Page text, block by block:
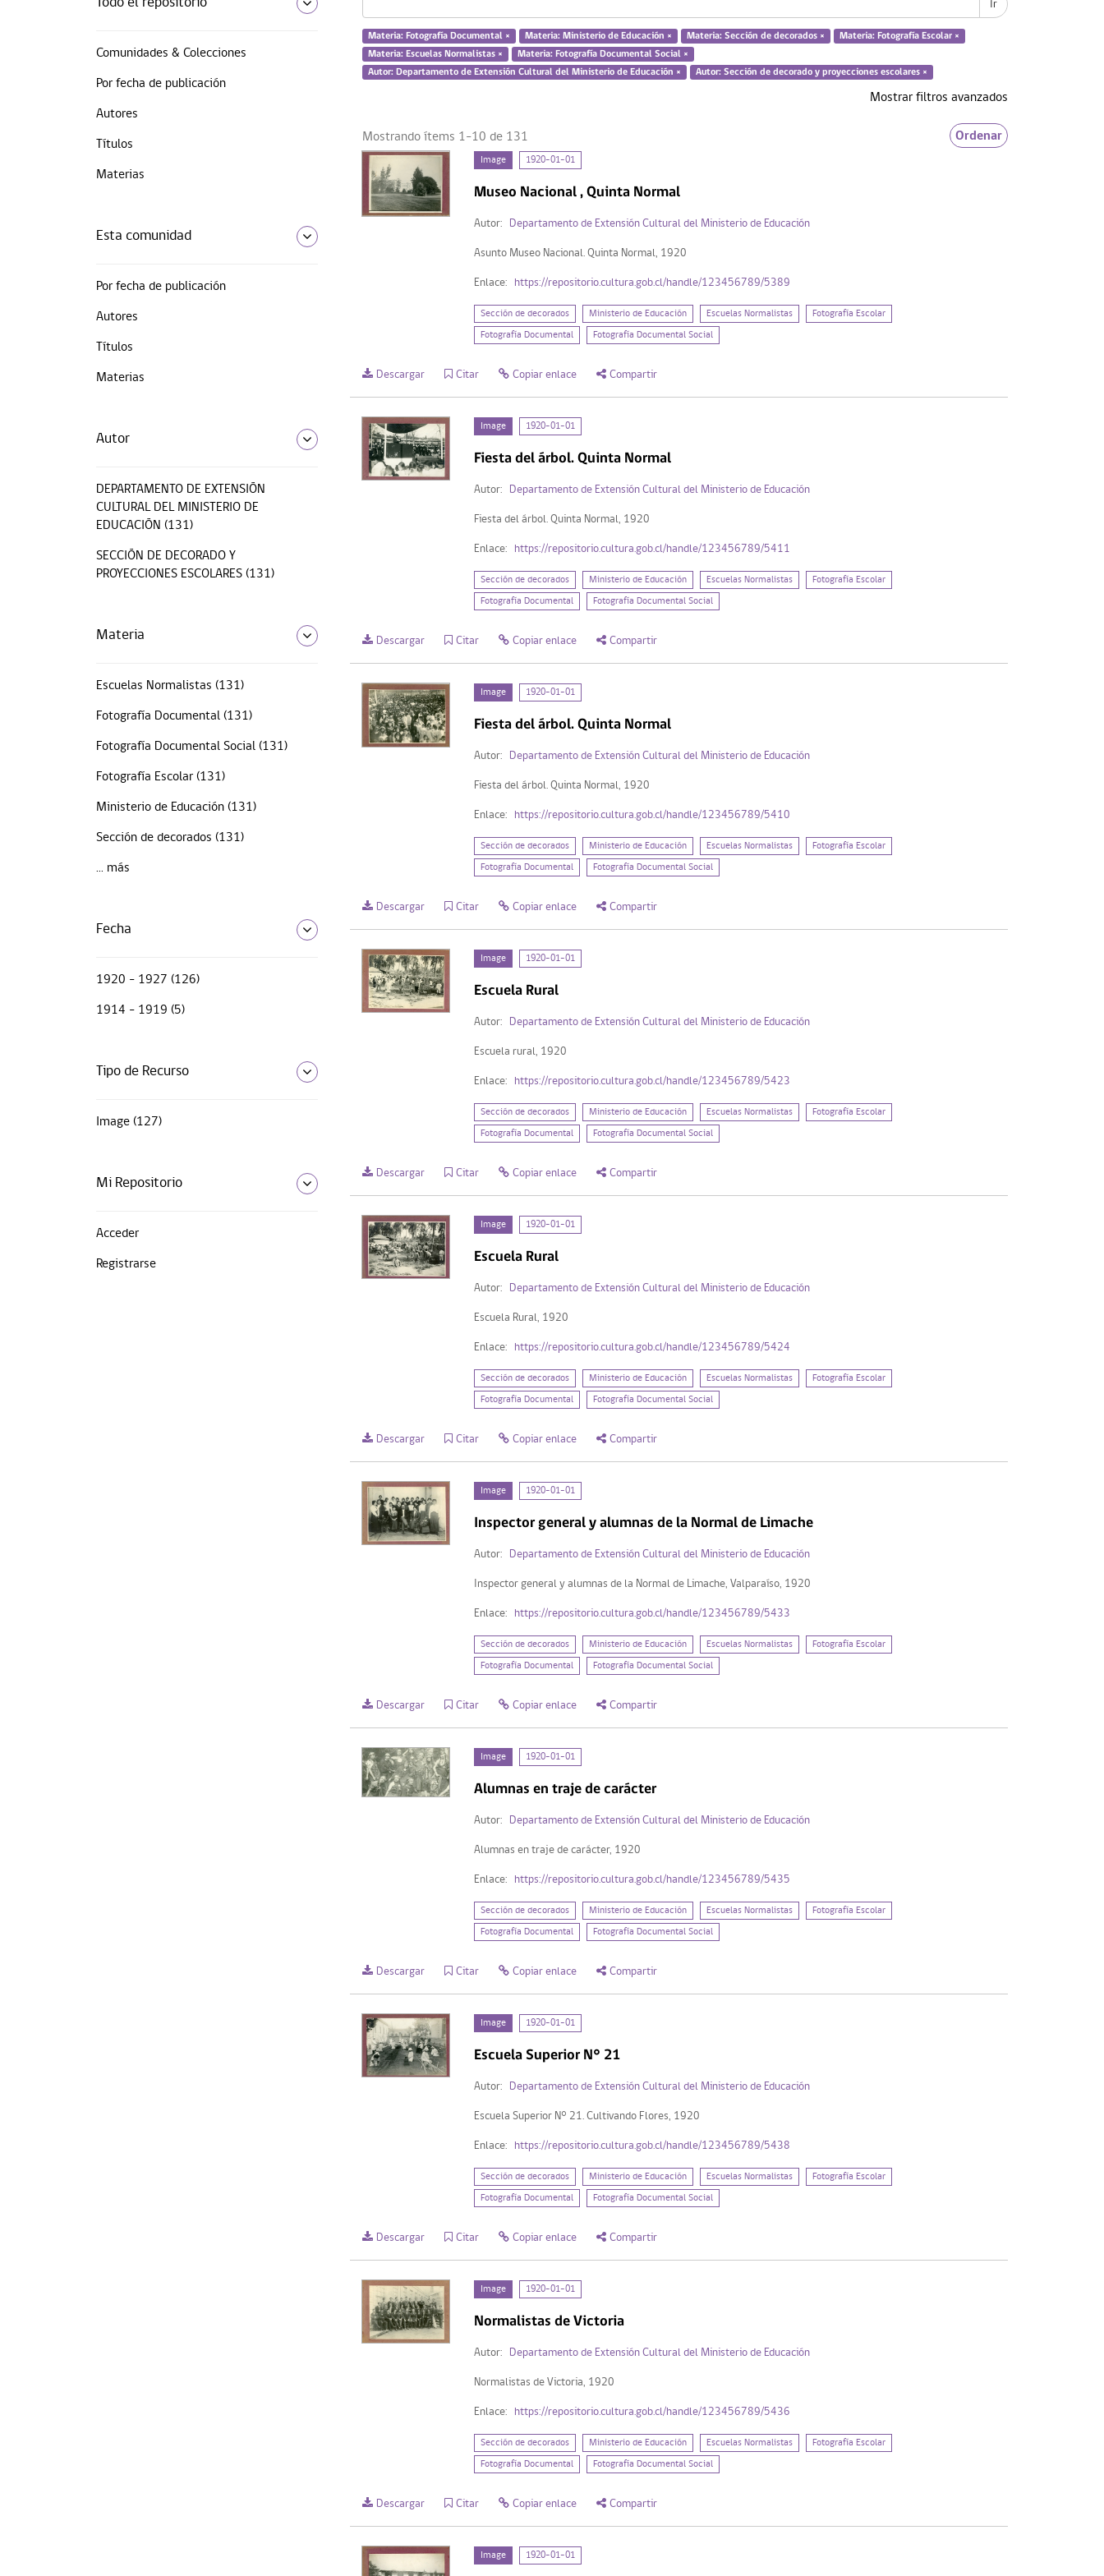
Comunidades & Colecciones
Por fecha de publicación
Autores
Títulos
Materias
Esta comunidad
Por fecha de publicación
Autores
Títulos
Materias
Autor
DEPARTAMENTO DE EXTENSIÓN
CULTURAL DEL MINISTERIO DE
EDUCACIÓN (131)
SECCIÓN DE DECORADO Y
PROYECCIONES ESCOLARES (131)
Materia
Escuelas Normalistas (131)
Fotografía Documental (131)
Fotografía Documental Social (131)
Fotografía Escolar (131)
Ministerio de Educación (131)
Sección de decorados (131)
... más
Fecha
1920 - 1927 (126)
1914 - 1919 (5)
Tipo de Recurso
Image (127)
Mi Repositorio
Acceder
Registrarse
Ir
Materia: Fotografía Documental × Materia: Ministerio de Educación × Materia: Sección de decorados ×
Materia: Fotografía Escolar ×
Materia: Escuelas Normalistas ×
Materia: Fotografía Documental Social ×
Autor: Departamento de Extensión Cultural del Ministerio de Educación ×
Autor: Sección de decorado y proyecciones escolares ×
Mostrar filtros avanzados
Mostrando ítems 1-10 de 131 Ordenar
Image 1920-01-01
Museo Nacional , Quinta Normal
Autor: Departamento de Extensión Cultural del Ministerio de Educación
Asunto Museo Nacional. Quinta Normal, 1920
Enlace: https://repositorio.cultura.gob.cl/handle/123456789/5389
Sección de decorados Ministerio de Educación Escuelas Normalistas Fotografía Escolar
Fotografía Documental Fotografía Documental Social
Descargar Citar Copiar enlace Compartir
Image 1920-01-01
Fiesta del árbol. Quinta Normal
Autor: Departamento de Extensión Cultural del Ministerio de Educación
Fiesta del árbol. Quinta Normal, 1920
Enlace: https://repositorio.cultura.gob.cl/handle/123456789/5411
Sección de decorados Ministerio de Educación Escuelas Normalistas Fotografía Escolar
Fotografía Documental Fotografía Documental Social
Descargar Citar Copiar enlace Compartir
Image 1920-01-01
Fiesta del árbol. Quinta Normal
Autor: Departamento de Extensión Cultural del Ministerio de Educación
Fiesta del árbol. Quinta Normal, 1920
Enlace: https://repositorio.cultura.gob.cl/handle/123456789/5410
Sección de decorados Ministerio de Educación Escuelas Normalistas Fotografía Escolar
Fotografía Documental Fotografía Documental Social
Descargar Citar Copiar enlace Compartir
Image 1920-01-01
Escuela Rural
Autor: Departamento de Extensión Cultural del Ministerio de Educación
Escuela rural, 1920
Enlace: https://repositorio.cultura.gob.cl/handle/123456789/5423
Sección de decorados Ministerio de Educación Escuelas Normalistas Fotografía Escolar
Fotografía Documental Fotografía Documental Social
Descargar Citar Copiar enlace Compartir
Image 1920-01-01
Escuela Rural
Autor: Departamento de Extensión Cultural del Ministerio de Educación
Escuela Rural, 1920
Enlace: https://repositorio.cultura.gob.cl/handle/123456789/5424
Sección de decorados Ministerio de Educación Escuelas Normalistas Fotografía Escolar
Fotografía Documental Fotografía Documental Social
Descargar Citar Copiar enlace Compartir
Image 1920-01-01
Inspector general y alumnas de la Normal de Limache
Autor: Departamento de Extensión Cultural del Ministerio de Educación
Inspector general y alumnas de la Normal de Limache, Valparaíso, 1920
Enlace: https://repositorio.cultura.gob.cl/handle/123456789/5433
Sección de decorados Ministerio de Educación Escuelas Normalistas Fotografía Escolar
Fotografía Documental Fotografía Documental Social
Descargar Citar Copiar enlace Compartir
Image 1920-01-01
Alumnas en traje de carácter
Autor: Departamento de Extensión Cultural del Ministerio de Educación
Alumnas en traje de carácter, 1920
Enlace: https://repositorio.cultura.gob.cl/handle/123456789/5435
Sección de decorados Ministerio de Educación Escuelas Normalistas Fotografía Escolar
Fotografía Documental Fotografía Documental Social
Descargar Citar Copiar enlace Compartir
Image 1920-01-01
Escuela Superior N° 21
Autor: Departamento de Extensión Cultural del Ministerio de Educación
Escuela Superior N° 21. Cultivando Flores, 1920
Enlace: https://repositorio.cultura.gob.cl/handle/123456789/5438
Sección de decorados Ministerio de Educación Escuelas Normalistas Fotografía Escolar
Fotografía Documental Fotografía Documental Social
Descargar Citar Copiar enlace Compartir
Image 1920-01-01
Normalistas de Victoria
Autor: Departamento de Extensión Cultural del Ministerio de Educación
Normalistas de Victoria, 1920
Enlace: https://repositorio.cultura.gob.cl/handle/123456789/5436
Sección de decorados Ministerio de Educación Escuelas Normalistas Fotografía Escolar
Fotografía Documental Fotografía Documental Social
Descargar Citar Copiar enlace Compartir
Image 1920-01-01